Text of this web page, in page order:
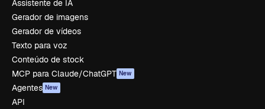
Assistente de IA
Gerador de imagens
Gerador de vídeos
Texto para voz
Conteúdo de stock
MCP para Claude/ChatGPT New
Agentes New
API